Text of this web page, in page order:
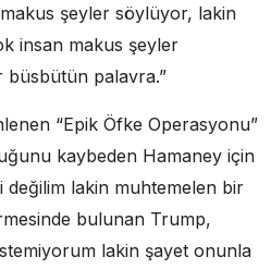
şeyler söylüyor, lakin
insan makus şeyler
palavra.”
“Epik Öfke Operasyonu”
kaybeden Hamaney için
değilim lakin muhtemelen bir
bulunan Trump,
lakin şayet onunla